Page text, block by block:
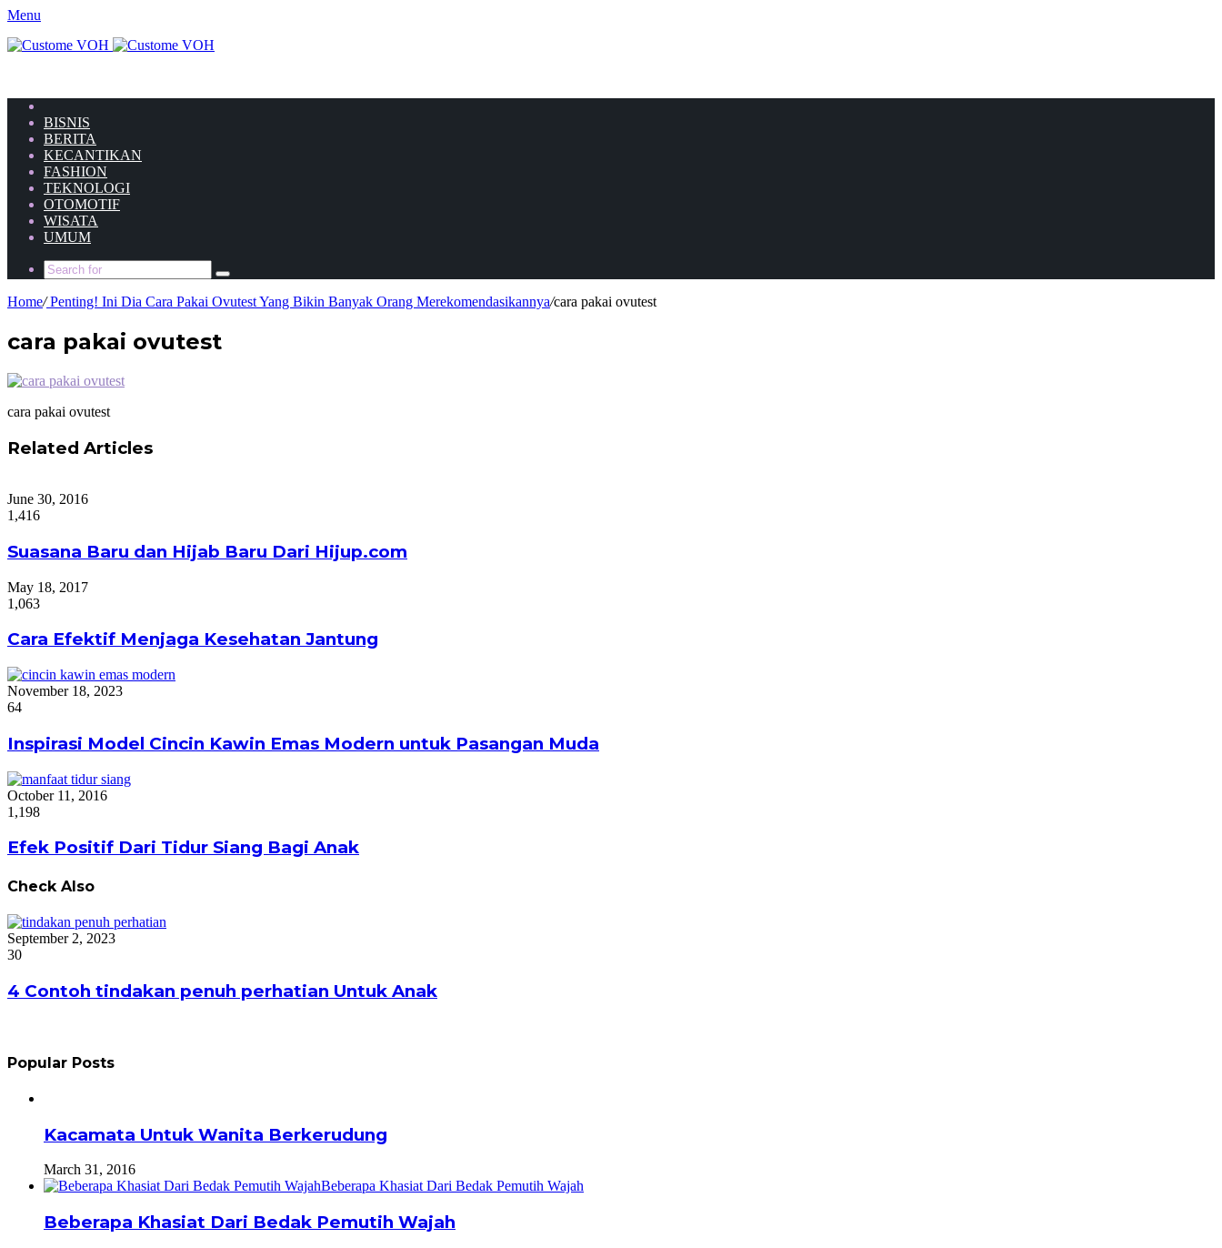
Menu
BISNIS
BERITA
KECANTIKAN
FASHION
TEKNOLOGI
OTOMOTIF
WISATA
UMUM
Home/Penting! Ini Dia Cara Pakai Ovutest Yang Bikin Banyak Orang Merekomendasikannya/cara pakai ovutest
cara pakai ovutest
cara pakai ovutest
Related Articles
June 30, 2016
1,416
Suasana Baru dan Hijab Baru Dari Hijup.com
May 18, 2017
1,063
Cara Efektif Menjaga Kesehatan Jantung
November 18, 2023
64
Inspirasi Model Cincin Kawin Emas Modern untuk Pasangan Muda
October 11, 2016
1,198
Efek Positif Dari Tidur Siang Bagi Anak
Check Also
Close
September 2, 2023
30
4 Contoh tindakan penuh perhatian Untuk Anak
Popular Posts
Kacamata Untuk Wanita Berkerudung
March 31, 2016
Beberapa Khasiat Dari Bedak Pemutih Wajah